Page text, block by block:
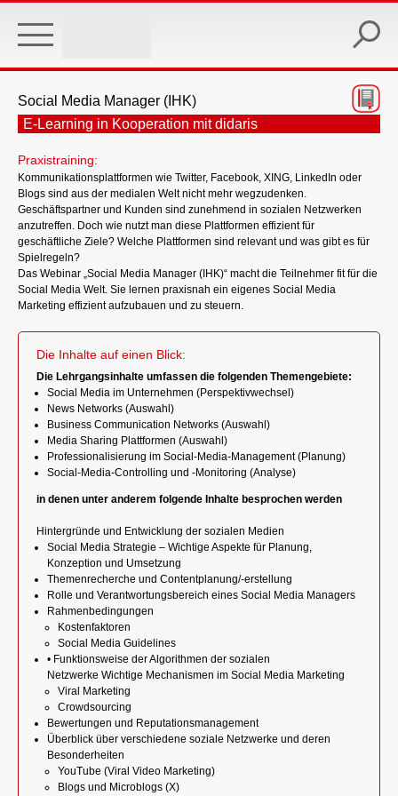
main
Social Media Manager (IHK)
E-Learning in Kooperation mit didaris
Praxistraining:
Kommunikationsplattformen wie Twitter, Facebook, XING, LinkedIn oder
Blogs sind aus der medialen Welt nicht mehr wegzudenken.
Geschäftspartner und Kunden sind zunehmend in sozialen Netzwerken
anzutreffen. Doch wie nutzt man diese Plattformen effizient für
geschäftliche Ziele? Welche Plattformen sind relevant und was gibt es für
Spielregeln?
Das Webinar „Social Media Manager (IHK)“ macht die Teilnehmer fit für die
Social Media Welt. Sie lernen praxisnah ein eigenes Social Media
Marketing effizient aufzubauen und zu steuern.
Die Inhalte auf einen Blick:
Die Lehrgangsinhalte umfassen die folgenden Themengebiete:
Social Media im Unternehmen (Perspektivwechsel)
News Networks (Auswahl)
Business Communication Networks (Auswahl)
Media Sharing Plattformen (Auswahl)
Professionalisierung im Social-Media-Management (Planung)
Social-Media-Controlling und -Monitoring (Analyse)
in denen unter anderem folgende Inhalte besprochen werden
Hintergründe und Entwicklung der sozialen Medien
Social Media Strategie – Wichtige Aspekte für Planung,
Konzeption und Umsetzung
Themenrecherche und Contentplanung/-erstellung
Rolle und Verantwortungsbereich eines Social Media Managers
Rahmenbedingungen
Kostenfaktoren
Social Media Guidelines
• Funktionsweise der Algorithmen der sozialen
Netzwerke Wichtige Mechanismen im Social Media Marketing
Viral Marketing
Crowdsourcing
Bewertungen und Reputationsmanagement
Überblick über verschiedene soziale Netzwerke und deren
Besonderheiten
YouTube (Viral Video Marketing)
Blogs und Microblogs (X)